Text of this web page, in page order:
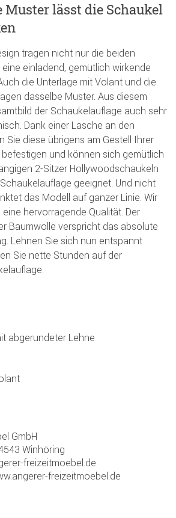
Muster lässt die Schaukel
tragen nicht nur die beiden
einladend, gemütlich wirkende
die Unterlage mit Volant und die
dasselbe Muster. Aus diesem
der Schaukelauflage auch sehr
Dank einer Lasche an den
Sie diese übrigens am Gestell Ihrer
und können sich gemütlich
2-Sitzer Hollywoodschaukeln
geeignet. Und nicht
das Modell auf ganzer Linie. Wir
hervorragende Qualität. Der
Baumwolle verspricht das absolute
Lehnen Sie sich nun entspannt
Sie nette Stunden auf der
abgerundeter Lehne
GmbH
Winhöring
freizeitmoebel.de
freizeitmoebel.de